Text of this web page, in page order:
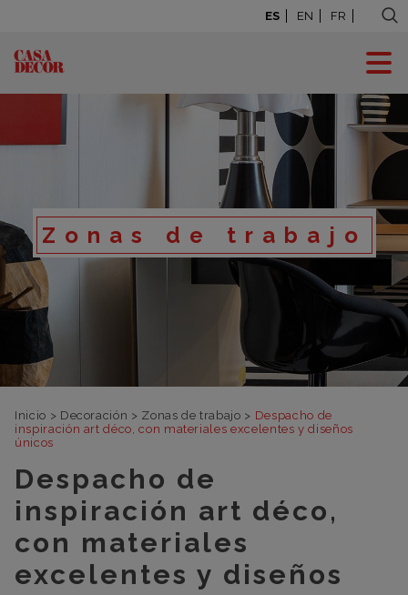
ES EN FR
Zonas de trabajo
Inicio > Decoración > Zonas de trabajo > Despacho de
inspiración art déco, con materiales excelentes y diseños
únicos
Despacho de
inspiración art déco,
con materiales
excelentes y diseños